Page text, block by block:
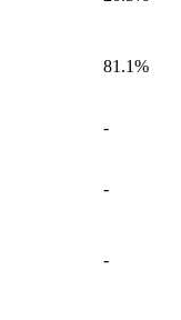
81.1%
-
-
-